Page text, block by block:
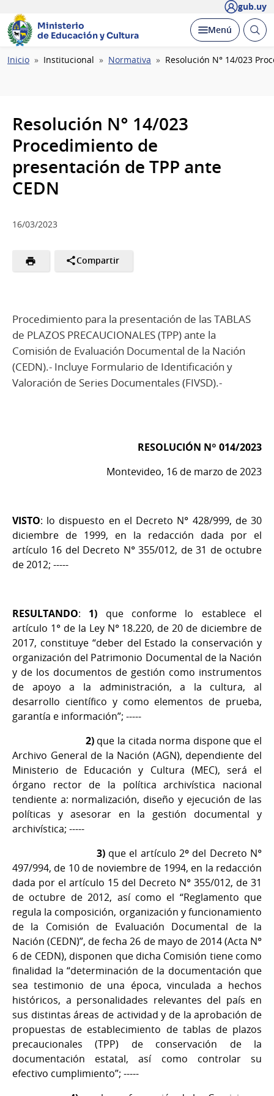
gub.uy
Ministerio
de Educación y Cultura
Desplegar
Menú Abrir
Ruta
Inicio Institucional Normativa Resolución N° 14/023
Resolución N° 14/023
Procedimiento de
presentación de TPP ante
CEDN
16/03/2023
Compartir
Procedimiento para la presentación de las TABLAS
de PLAZOS PRECAUCIONALES (TPP) ante la
Comisión de Evaluación Documental de la Nación
(CEDN).- Incluye Formulario de Identificación y
Valoración de Series Documentales (FIVSD).-
RESOLUCIÓN Nº 014/2023
Montevideo, 16 de marzo de 2023
VISTO: lo dispuesto en el Decreto N° 428/999, de 30
diciembre de 1999, en la redacción dada por el
artículo 16 del Decreto N° 355/012, de 31 de octubre
de 2012; -----
RESULTANDO: 1) que conforme lo establece el
artículo 1° de la Ley N° 18.220, de 20 de diciembre de
2017, constituye “deber del Estado la conservación y
organización del Patrimonio Documental de la Nación
y de los documentos de gestión como instrumentos
de apoyo a la administración, a la cultura, al
desarrollo científico y como elementos de prueba,
garantía e información”; -----
2)que la citada norma dispone que el
Archivo General de la Nación (AGN), dependiente del
Ministerio de Educación y Cultura (MEC), será el
órgano rector de la política archivística nacional
tendiente a: normalización, diseño y ejecución de las
políticas y asesorar en la gestión documental y
archivística; -----
3)que el artículo 2º del Decreto N°
497/994, de 10 de noviembre de 1994, en la redacción
dada por el artículo 15 del Decreto N° 355/012, de 31
de octubre de 2012, así como el “Reglamento que
regula la composición, organización y funcionamiento
de la Comisión de Evaluación Documental de la
Nación (CEDN)”, de fecha 26 de mayo de 2014 (Acta N°
6 de CEDN), disponen que dicha Comisión tiene como
finalidad la “determinación de la documentación que
sea testimonio de una época, vinculada a hechos
históricos, a personalidades relevantes del país en
sus distintas áreas de actividad y de la aprobación de
propuestas de establecimiento de tablas de plazos
precaucionales (TPP) de conservación de la
documentación estatal, así como controlar su
efectivo cumplimiento”; -----